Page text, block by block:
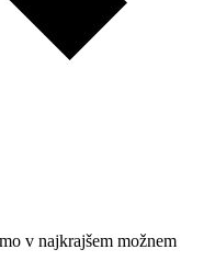
v najkrajšem možnem